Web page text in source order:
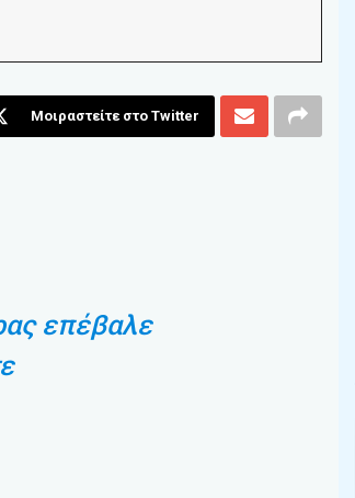
Μοιραστείτε στο Twitter
επέβαλε